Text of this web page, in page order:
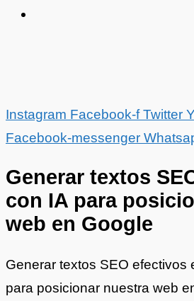
Instagram Facebook-f Twitter
Facebook-messenger
Generar textos
con IA para
web en Google
Generar textos SEO efectivos
para posicionar nuestra web